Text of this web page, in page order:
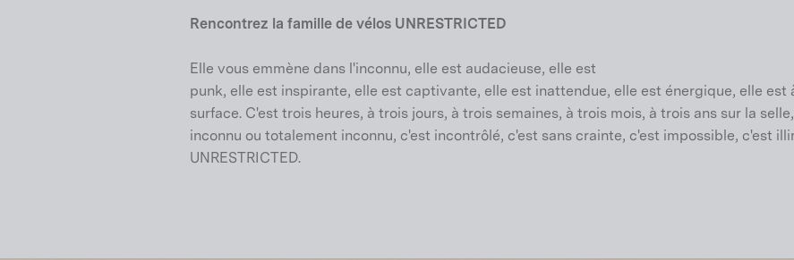
Rencontrez la famille de vélos UNRESTRICTED
Elle vous emmène dans l'inconnu, elle est audacieuse, elle est
punk, elle est inspirante, elle est captivante, elle est inattendue, elle est énergique, elle est
surface. C'est trois heures, à trois jours, à trois semaines, à trois mois, à trois ans sur la
inconnu ou totalement inconnu, c'est incontrôlé, c'est sans crainte, c'est impossible, c'est
UNRESTRICTED.